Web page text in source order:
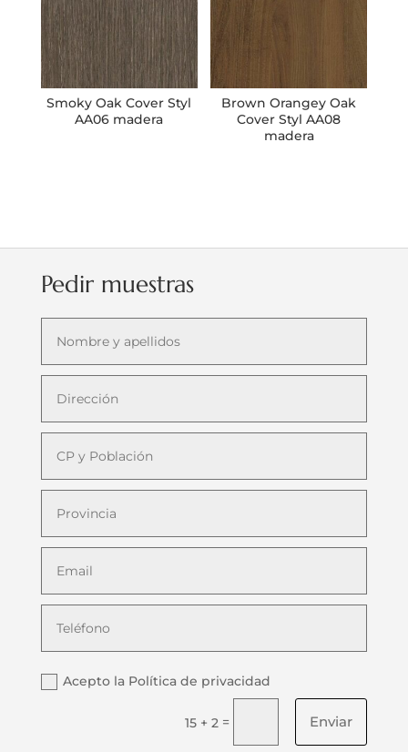
Smoky Oak Cover Styl
AA06 madera
Brown Orangey Oak
Cover Styl AA08
madera
Pedir muestras
Acepto la Política de privacidad
15 + 2 = Enviar